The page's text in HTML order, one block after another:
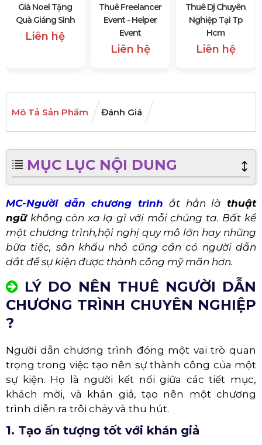
Già Noel Tặng
Quà Giáng Sinh
Liên hệ
Thuê Freelancer
Event - Helper
Event
Liên hệ
Thuê Dj Chuyên
Nghiệp Tại Tp
Hcm
Liên hệ
Mô Tả Sản Phẩm Đánh Giá
MỤC LỤC NỘI DUNG
MC-Người dẫn chương trình ắt hẳn làthuật
ngữkhông còn xa lạ gì với mỗi chúng ta. Bất kể
một chương trình,hội nghị quy mô lớn hay những
bữa tiệc, sân khấu nhỏ cũng cần có người dẫn
dắt để sự kiện được thành công mỹ mãn hơn.
LÝ DO NÊN THUÊ NGƯỜI DẪN
CHƯƠNG TRÌNH CHUYÊN NGHIỆP
?
Người dẫn chương trình đóng một vai trò quan
trọng trong việc tạo nên sự thành công của một
sự kiện. Họ là người kết nối giữa các tiết mục,
khách mời, và khán giả, tạo nên một chương
trình diễn ra trôi chảy và thu hút.
1. Tạo ấn tượng tốt với khán giả